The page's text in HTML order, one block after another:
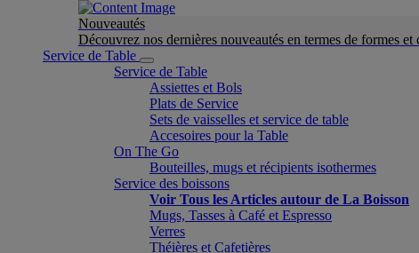
Nouveautés
Découvrez nos dernières nouveautés en termes de formes et
Service de Table
Service de Table
Assiettes et Bols
Plats de Service
Sets de vaisselles et service de table
Accesoires pour la Table
On The Go
Bouteilles, mugs et récipients isothermes
Service des boissons
Voir Tous les Articles autour de La Boisson
Mugs, Tasses à Café et Espresso
Verres
Théières et Cafetières